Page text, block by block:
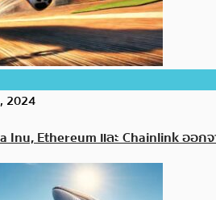
2024
Inu, Ethereum และ Chainlink ออ